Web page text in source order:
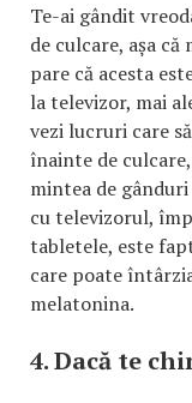
Te-ai gândit
de culcare, așa
pare că acesta
la televizor, mai
vezi lucruri care
înainte de
mintea de
cu televizorul,
tabletele, este
care poate
melatonina.
4. Dacă te